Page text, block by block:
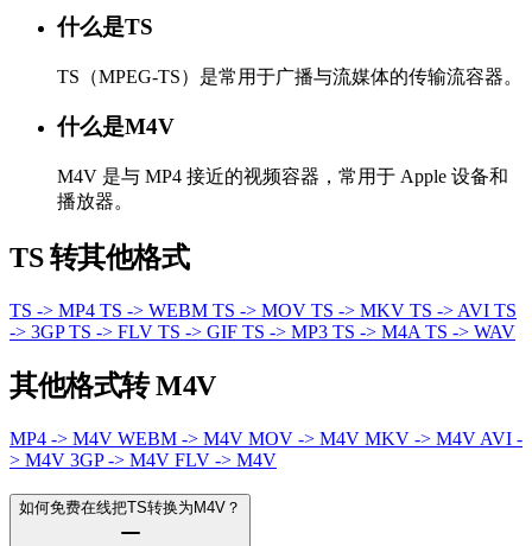
什么是TS
TS（MPEG-TS）是常用于广播与流媒体的传输流容器。
什么是M4V
M4V 是与 MP4 接近的视频容器，常用于 Apple 设备和
播放器。
TS 转其他格式
TS -> MP4 TS -> WEBM TS -> MOV TS -> MKV TS -> AVI TS
-> 3GPTS -> FLV TS -> GIF TS -> MP3 TS -> M4A TS -> WAV
其他格式转 M4V
MP4 -> M4V WEBM -> M4V MOV -> M4V MKV -> M4V AVI -
> M4V 3GP -> M4V FLV -> M4V
如何免费在线把TS转换为M4V？